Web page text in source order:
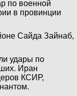
по военной
в провинции
Сайда Зайнаб,
удары по
Иран
КСИР,